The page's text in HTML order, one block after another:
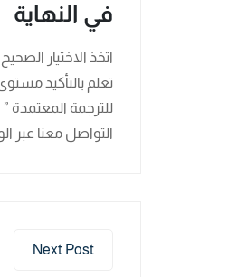
في النهاية
اتخذ الاختيار
تعلم بالتأكيد
للترجمة
التواصل معنا عبر
Next Post